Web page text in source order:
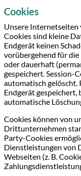
Cookies
Unsere Internetseiten
Cookies sind kleine
Endgerät keinen
vorübergehend für die
oder dauerhaft
gespeichert. Session-
automatisch gelöscht.
Endgerät gespeichert,
automatische
Cookies können von
Drittunternehmen
Party-Cookies
Dienstleistungen von
Webseiten (z. B.